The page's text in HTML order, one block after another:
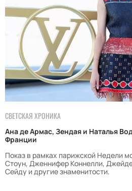
СВЕТСКАЯ ХРОНИКА
Ана де Армас, Зендая и Наталья
Франции
Показ в рамках парижской Недели
Стоун, Дженнифер Коннелли,
Сейду и другие знаменитости.